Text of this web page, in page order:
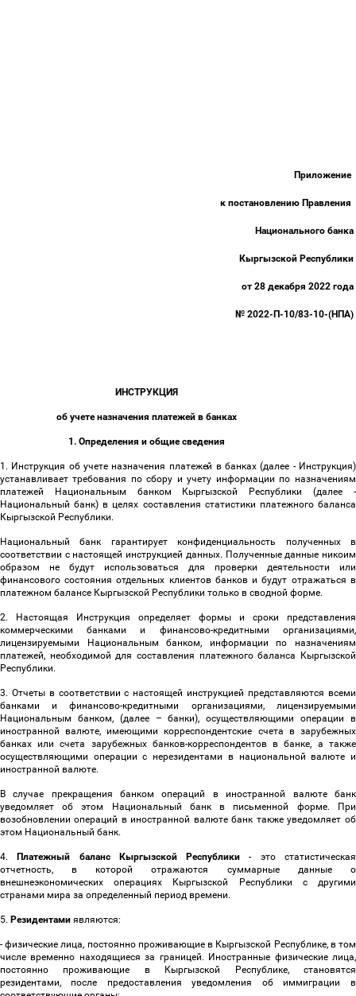
Приложение
к постановлению Правления
Национального банка
Кыргызской Республики
от 28 декабря 2022 года
№ 2022-П-10/83-10-(НПА)
ИНСТРУКЦИЯ
об учете назначения платежей в банках
1. Определения и общие сведения
1. Инструкция об учете назначения платежей в банках (далее - Инструкция)
устанавливает требования по сбору и учету информации по назначениям
платежей Национальным банком Кыргызской Республики (далее -
Национальный банк) в целях составления статистики платежного баланса
Кыргызской Республики.
Национальный банк гарантирует конфиденциальность полученных в
соответствии с настоящей инструкцией данных. Полученные данные никоим
образом не будут использоваться для проверки деятельности или
финансового состояния отдельных клиентов банков и будут отражаться в
платежном балансе Кыргызской Республики только в сводной форме.
2. Настоящая Инструкция определяет формы и сроки представления
коммерческими банками и финансово-кредитными организациями,
лицензируемыми Национальным банком, информации по назначениям
платежей, необходимой для составления платежного баланса Кыргызской
Республики.
3. Отчеты в соответствии с настоящей инструкцией представляются всеми
банками и финансово-кредитными организациями, лицензируемыми
Национальным банком, (далее
– банки), осуществляющими операции в
иностранной валюте, имеющими корреспондентские счета в зарубежных
банках или счета зарубежных банков-корреспондентов в банке, а также
осуществляющими операции с нерезидентами в национальной валюте и
иностранной валюте.
В случае прекращения банком операций в иностранной валюте банк
уведомляет об этом Национальный банк в письменной форме. При
возобновлении операций в иностранной валюте банк также уведомляет об
этом Национальный банк.
4. Платежный баланс Кыргызской Республики - это статистическая
отчетность, в которой отражаются суммарные данные о
внешнеэкономических операциях Кыргызской Республики с другими
странами мира за определенный период времени.
5. Резидентами являются:
- физические лица, постоянно проживающие в Кыргызской Республике, в том
числе временно находящиеся за границей. Иностранные физические лица,
постоянно проживающие в Кыргызской Республике, становятся
резидентами, после предоставления уведомления об иммиграции в